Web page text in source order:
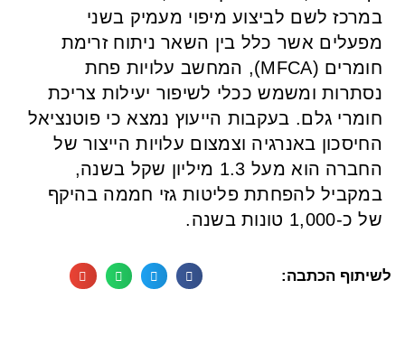
במרכז לשם לביצוע מיפוי מעמיק בשני
מפעלים אשר כלל בין השאר ניתוח זרימת
חומרים (MFCA), המחשב עלויות פחת
נסתרות ומשמש ככלי לשיפור יעילות צריכת
חומרי גלם. בעקבות הייעוץ נמצא כי פוטנציאל
החיסכון באנרגיה וצמצום עלויות הייצור של
החברה הוא מעל 1.3 מיליון שקל בשנה,
במקביל להפחתת פליטות גזי חממה בהיקף
של כ-1,000 טונות בשנה.
לשיתוף הכתבה: